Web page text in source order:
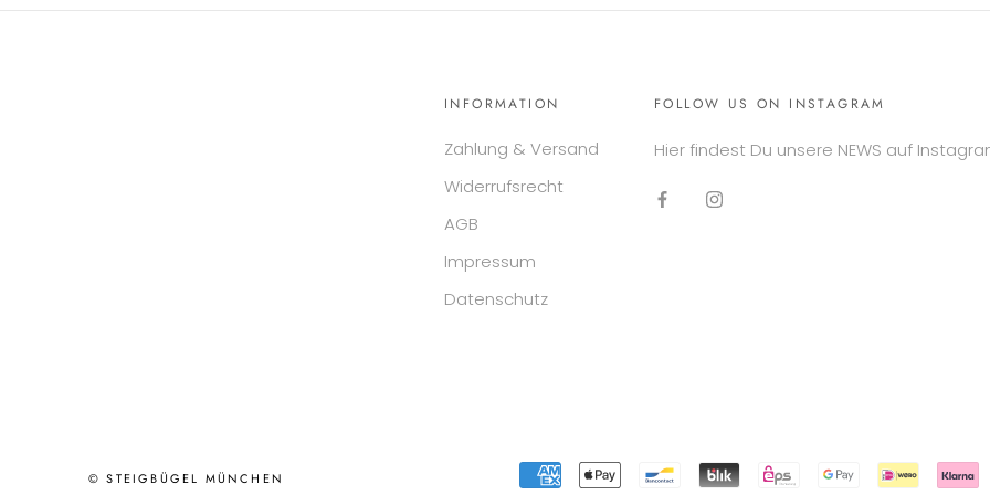
INFORMATION
Zahlung & Versand
Widerrufsrecht
AGB
Impressum
Datenschutz
FOLLOW US ON INSTAGRAM
Hier findest Du unsere NEWS auf
© STEIGBÜGEL MÜNCHEN